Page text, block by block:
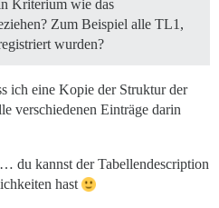
Kriterium wie das
Zum Beispiel alle TL1,
wurden?
ich eine Kopie der Struktur der
verschiedenen Einträge darin
… du kannst der Tabellendescription
hast